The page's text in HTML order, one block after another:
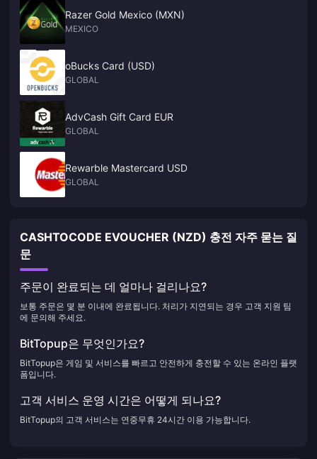
Razer Gold Mexico (MXN)
MEXICO
oBucks Card (USD)
GLOBAL
AdvCash Gift Card EUR
GLOBAL
Rewarble Mastercard USD
GLOBAL
CASHTOCODE EVOUCHER (NZD) 충전 자주 묻는 질
문
주문이 완료되는 데 얼마나 걸리나요?
보통 주문은 몇 분 이내에 완료됩니다. 처리가 지연되는 경우 고객 지원 팀
에 문의해 주세요.
BitTopup은 무엇인가요?
BitTopup은 게임 및 서비스를 빠르고 안전하게 충전할 수 있는 온라인 플랫
폼입니다.
고객 서비스 운영 시간은 어떻게 되나요?
BitTopup의 고객 서비스는 연중무휴 24시간 이용 가능합니다.